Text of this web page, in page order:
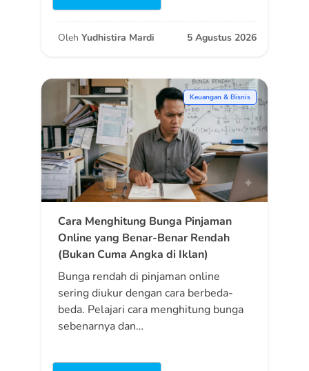
Oleh Yudhistira Mardi 5 Agustus 2026
Keuangan & Bisnis
Cara Menghitung Bunga Pinjaman
Online yang Benar-Benar Rendah
(Bukan Cuma Angka di Iklan)
Bunga rendah di pinjaman online
sering diukur dengan cara berbeda-
beda. Pelajari cara menghitung bunga
sebenarnya dan…